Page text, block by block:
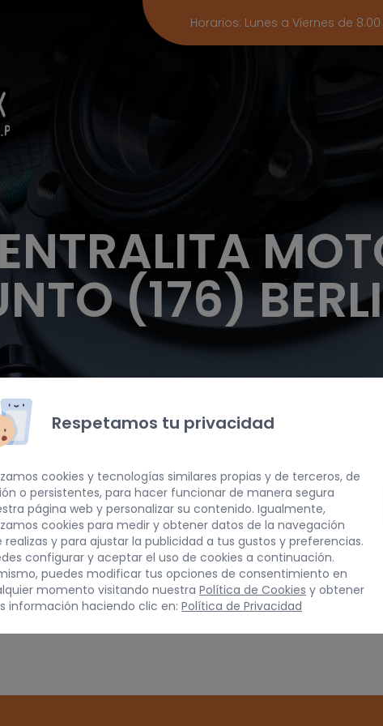
Horarios: Lunes a Viernes de 8.00
(176)
AÑO
1994
PESO
Respetamos tu privacidad
cookies y tecnologías similares propias y de terceros, de
o persistentes, para hacer funcionar de manera segura
página web y personalizar su contenido. Igualmente,
cookies para medir y obtener datos de la navegación
realizas y para ajustar la publicidad a tus gustos y preferencias.
configurar y aceptar el uso de cookies a continuación.
puedes modificar tus opciones de consentimiento en
momento visitando nuestra Política de Cookies y obtener
información haciendo clic en: Política de Privacidad